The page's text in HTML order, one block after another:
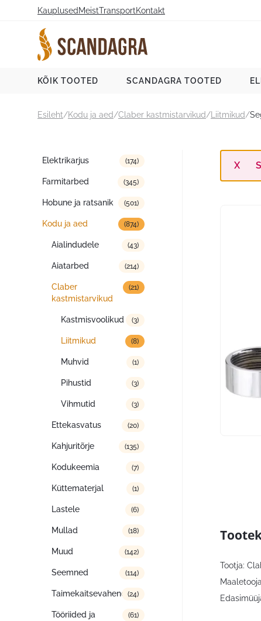
Kauplused MeistTransportKontakt
KÕIK TOOTED SCANDAGRA TOOTED
Esileht/Kodu ja aed/Claber kastmistarvikud/ Liitmikud/
Tootekategooriad
Elektrikarjus (174)
Farmitarbed (345)
Hobune ja ratsanik (501)
Kodu ja aed (874)
Aialindudele (43)
Aiatarbed (214)
Claber
kastmistarvikud
(21)
Kastmisvoolikud (3)
Liitmikud (8)
Muhvid (1)
Pihustid (3)
Vihmutid (3)
Ettekasvatus (20)
Kahjuritõrje (135)
Kodukeemia (7)
Küttematerjal (1)
Lastele (6)
Mullad (18)
Muud (142)
Seemned (114)
Taimekaitsevahendid(24)
Tööriided ja
(61)
Tootja: